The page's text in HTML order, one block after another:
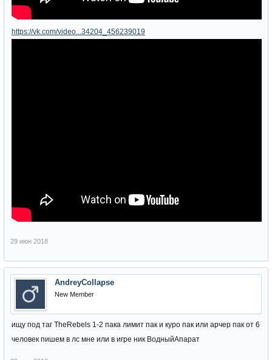
https://vk.com/video...34204_456239019
29 июн 2018
AndreyCollapse
New Member
ищу под таг TheRebels 1-2 пака лимит пак и куро пак или арчер пак от 6
человек пишем в лс мне или в игре ник ВодныйАпарат